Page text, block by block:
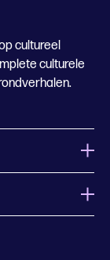
cultureel
culturele